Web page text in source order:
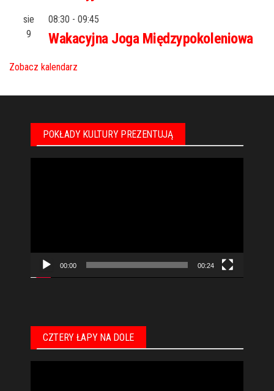
sie
9
08:30 - 09:45
Wakacyjna Joga Międzypokoleniowa
Zobacz kalendarz
POKŁADY KULTURY PREZENTUJĄ
00:00 00:24
CZTERY ŁAPY NA DOLE